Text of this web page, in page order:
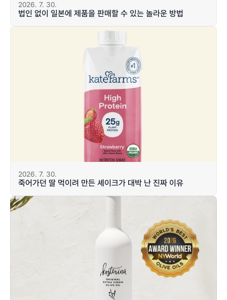
2026. 7. 30.
법인 없이 일본에 제품을 판매할 수 있는 놀라운 방법
2026. 7. 30.
죽어가던 딸 먹이려 만든 셰이크가 대박 난 진짜 이유